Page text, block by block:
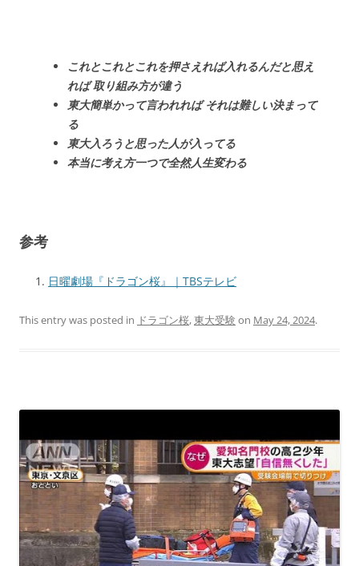
これとこれとこれを押さえれば入れるんだと思え
れば 取り組み方が違う
東大簡単かって言われれば それは難しい決まって
る
東大入ろうと思った人が入ってる
本当に考え方一つで全然人生変わる
参考
日曜劇場『ドラゴン桜』｜TBSテレビ
This entry was posted in ドラゴン桜,東大受験on May 24, 2024.